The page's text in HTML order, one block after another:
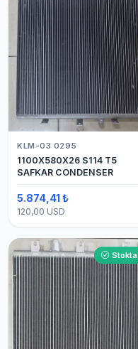
KLM-03 0295
1100X580X26 S114 T5
SAFKAR CONDENSER
5.874,41 ₺
120,00 USD
Stokta